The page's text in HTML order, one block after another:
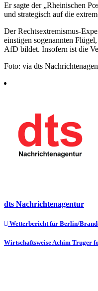
Er sagte der „Rheinischen
und strategisch auf die
Der Rechtsextremismus-
einstigen sogenannten
AfD bildet. Insofern ist die
Foto: via dts
dts Nachrichtenagentur
Wetterbericht für Berlin/
Wirtschaftsweise Achim Truger